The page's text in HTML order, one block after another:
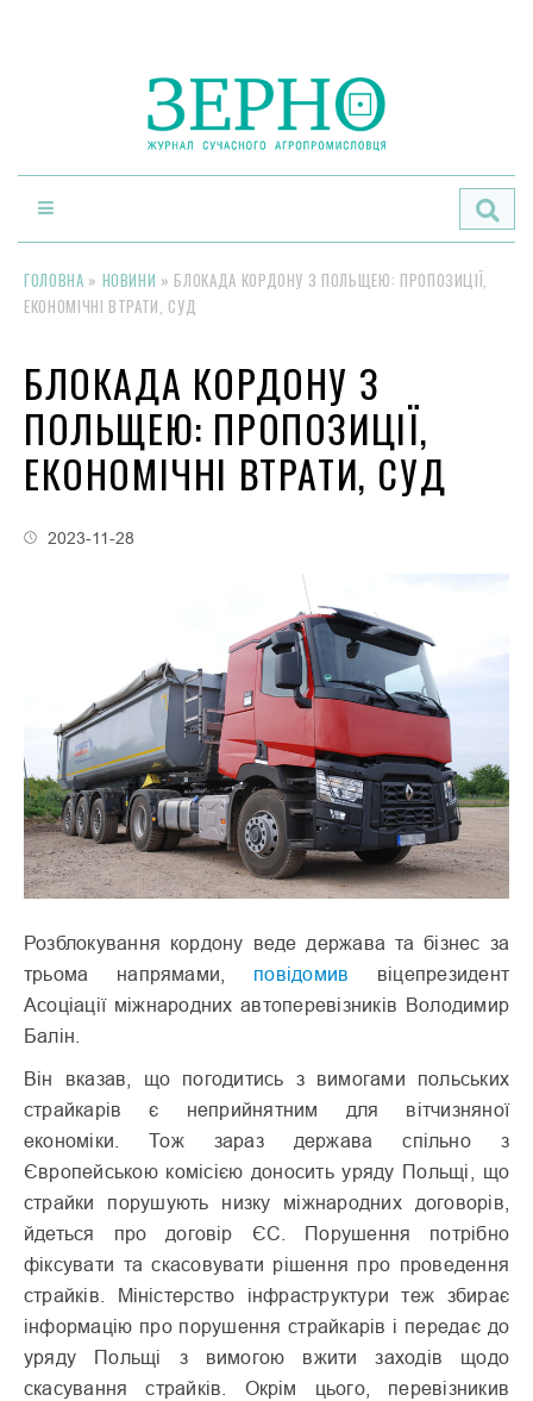
ГОЛОВНА » НОВИНИ » БЛОКАДА КОРДОНУ З ПОЛЬЩЕЮ: ПРОПОЗИЦІЇ,
ЕКОНОМІЧНІ ВТРАТИ, СУД
БЛОКАДА КОРДОНУ З
ПОЛЬЩЕЮ: ПРОПОЗИЦІЇ,
ЕКОНОМІЧНІ ВТРАТИ, СУД
2023-11-28
Розблокування кордону веде держава та бізнес за
трьома напрямами, повідомив віцепрезидент
Асоціації міжнародних автоперевізників Володимир
Балін.
Він вказав, що погодитись з вимогами польських
страйкарів є неприйнятним для вітчизняної
економіки. Тож зараз держава спільно з
Європейською комісією доносить уряду Польщі, що
страйки порушують низку міжнародних договорів,
йдеться про договір ЄС. Порушення потрібно
фіксувати та скасовувати рішення про проведення
страйків. Міністерство інфраструктури теж збирає
інформацію про порушення страйкарів і передає до
уряду Польщі з вимогою вжити заходів щодо
скасування страйків. Окрім цього, перевізникив